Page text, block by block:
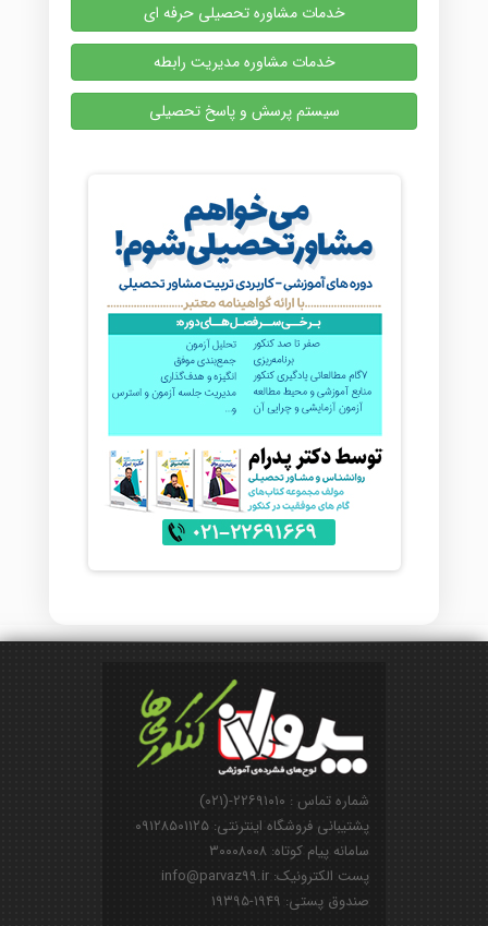
خدمات مشاوره تحصیلی حرفه ای
خدمات مشاوره مدیریت رابطه
سیستم پرسش و پاسخ تحصیلی
شماره تماس : ۲۲۶۹۱۰۱۰-(۰۲۱)
پشتیبانی فروشگاه اینترنتی: ۰۹۱۲۸۵۰۱۱۲۵
سامانه پیام کوتاه: ۳۰۰۰۸۰۰۸
پست الکترونیک: info@parvaz99.ir
صندوق پستی: ۱۹۴۹-۱۹۳۹۵